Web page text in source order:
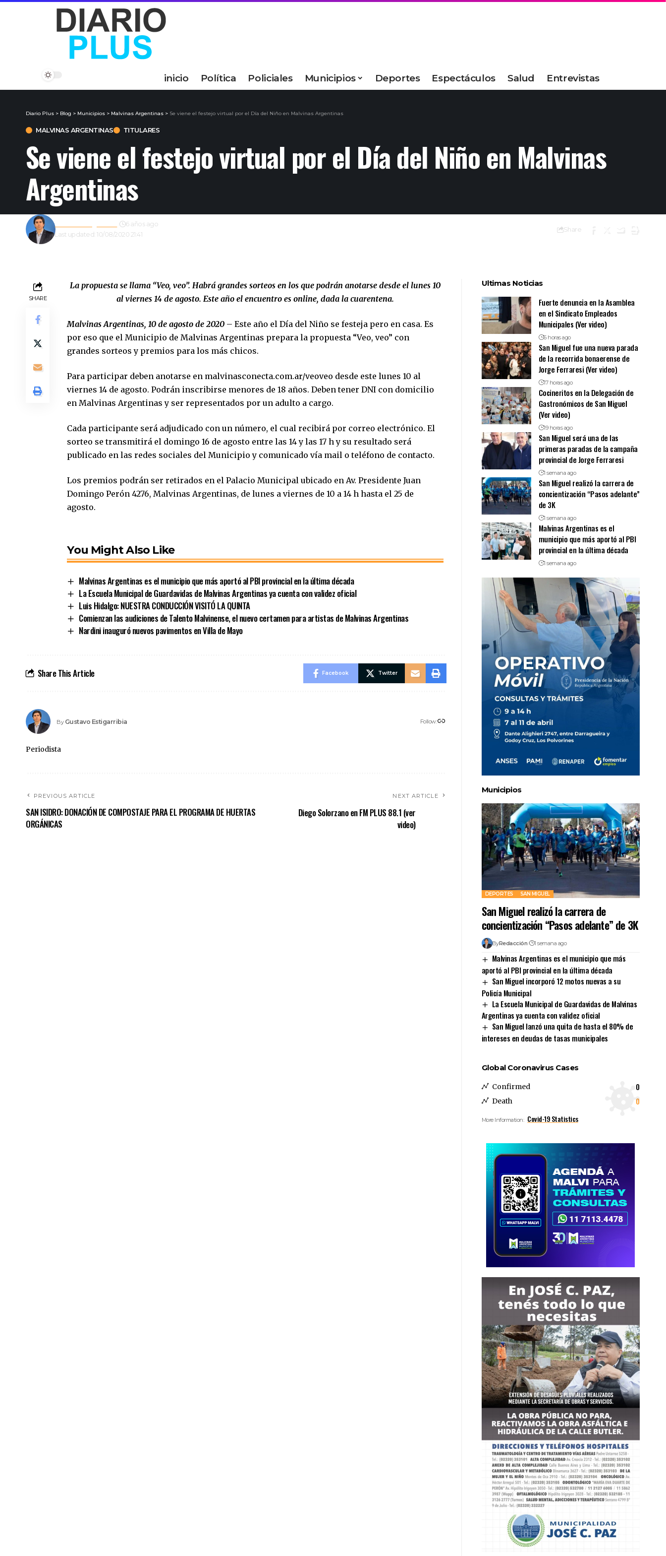
inicio Política Policiales Municipios Deportes Espectáculos Salud Entrevistas
Diario Plus > Blog > Municipios > Malvinas Argentinas > Se viene el festejo virtual por el Día del Niño en Malvinas Argentinas
MALVINAS ARGENTINAS TITULARES
Se viene el festejo virtual por el Día del Niño en Malvinas
Argentinas
Last updated: 10/08/2020 21:41
Gustavo Estigarribia 6 años ago
Share
SHARE
La propuesta se llama “Veo, veo”. Habrá grandes sorteos en los que podrán anotarse desde el lunes 10
al viernes 14 de agosto. Este año el encuentro es online, dada la cuarentena.
Malvinas Argentinas, 10 de agosto de 2020 – Este año el Día del Niño se festeja pero en casa. Es
por eso que el Municipio de Malvinas Argentinas prepara la propuesta “Veo, veo” con
grandes sorteos y premios para los más chicos.
Para participar deben anotarse en malvinasconecta.com.ar/veoveo desde este lunes 10 al
viernes 14 de agosto. Podrán inscribirse menores de 18 años. Deben tener DNI con domicilio
en Malvinas Argentinas y ser representados por un adulto a cargo.
Cada participante será adjudicado con un número, el cual recibirá por correo electrónico. El
sorteo se transmitirá el domingo 16 de agosto entre las 14 y las 17 h y su resultado será
publicado en las redes sociales del Municipio y comunicado vía mail o teléfono de contacto.
Los premios podrán ser retirados en el Palacio Municipal ubicado en Av. Presidente Juan
Domingo Perón 4276, Malvinas Argentinas, de lunes a viernes de 10 a 14 h hasta el 25 de
agosto.
You Might Also Like
Malvinas Argentinas es el municipio que más aportó al PBI provincial en la última década
La Escuela Municipal de Guardavidas de Malvinas Argentinas ya cuenta con validez oficial
Luis Hidalgo: NUESTRA CONDUCCIÓN VISITÓ LA QUINTA
Comienzan las audiciones de Talento Malvinense, el nuevo certamen para artistas de Malvinas Argentinas
Nardini inauguró nuevos pavimentos en Villa de Mayo
Share This Article Facebook Twitter
By Gustavo Estigarribia Follow:
Periodista
PREVIOUS ARTICLE
SAN ISIDRO: DONACIÓN DE COMPOSTAJE PARA EL PROGRAMA DE HUERTAS
ORGÁNICAS
NEXT ARTICLE
Diego Solorzano en FM PLUS 88.1 (ver
video)
Ultimas Noticias
Fuerte denuncia en la Asamblea
en el Sindicato Empleados
Municipales (Ver video)
6 horas ago
San Miguel fue una nueva parada
de la recorrida bonaerense de
Jorge Ferraresi (Ver video)
17 horas ago
Cocineritos en la Delegación de
Gastronómicos de San Miguel
(Ver video)
19 horas ago
San Miguel será una de las
primeras paradas de la campaña
provincial de Jorge Ferraresi
1 semana ago
San Miguel realizó la carrera de
concientización “Pasos adelante”
de 3K
1 semana ago
Malvinas Argentinas es el
municipio que más aportó al PBI
provincial en la última década
1 semana ago
Municipios
DEPORTES SAN MIGUEL
San Miguel realizó la carrera de
concientización “Pasos adelante” de 3K
ByRedacción 1 semana ago
Malvinas Argentinas es el municipio que más
aportó al PBI provincial en la última década
San Miguel incorporó 12 motos nuevas a su
Policía Municipal
La Escuela Municipal de Guardavidas de Malvinas
Argentinas ya cuenta con validez oficial
San Miguel lanzó una quita de hasta el 80% de
intereses en deudas de tasas municipales
Global Coronavirus Cases
Confirmed 0
Death 0
More Information: Covid-19 Statistics